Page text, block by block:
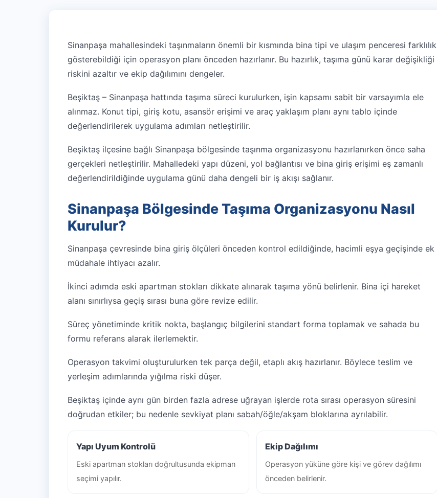
Sinanpaşa mahallesindeki taşınmaların önemli bir kısmında bina tipi ve ulaşım penceresi farklılık
gösterebildiği için operasyon planı önceden hazırlanır. Bu hazırlık, taşıma günü karar değişikliği
riskini azaltır ve ekip dağılımını dengeler.
Beşiktaş – Sinanpaşa hattında taşıma süreci kurulurken, işin kapsamı sabit bir varsayımla ele
alınmaz. Konut tipi, giriş kotu, asansör erişimi ve araç yaklaşım planı aynı tablo içinde
değerlendirilerek uygulama adımları netleştirilir.
Beşiktaş ilçesine bağlı Sinanpaşa bölgesinde taşınma organizasyonu hazırlanırken önce saha
gerçekleri netleştirilir. Mahalledeki yapı düzeni, yol bağlantısı ve bina giriş erişimi eş zamanlı
değerlendirildiğinde uygulama günü daha dengeli bir iş akışı sağlanır.
Sinanpaşa Bölgesinde Taşıma Organizasyonu Nasıl
Kurulur?
Sinanpaşa çevresinde bina giriş ölçüleri önceden kontrol edildiğinde, hacimli eşya geçişinde ek
müdahale ihtiyacı azalır.
İkinci adımda eski apartman stokları dikkate alınarak taşıma yönü belirlenir. Bina içi hareket
alanı sınırlıysa geçiş sırası buna göre revize edilir.
Süreç yönetiminde kritik nokta, başlangıç bilgilerini standart forma toplamak ve sahada bu
formu referans alarak ilerlemektir.
Operasyon takvimi oluşturulurken tek parça değil, etaplı akış hazırlanır. Böylece teslim ve
yerleşim adımlarında yığılma riski düşer.
Beşiktaş içinde aynı gün birden fazla adrese uğrayan işlerde rota sırası operasyon süresini
doğrudan etkiler; bu nedenle sevkiyat planı sabah/öğle/akşam bloklarına ayrılabilir.
Yapı Uyum Kontrolü
Eski apartman stokları doğrultusunda ekipman
seçimi yapılır.
Ekip Dağılımı
Operasyon yüküne göre kişi ve görev dağılımı
önceden belirlenir.